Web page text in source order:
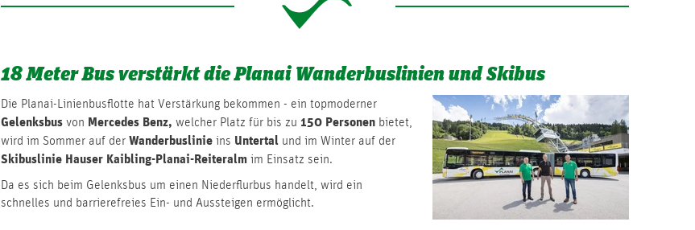
18 Meter Bus verstärkt die Planai Wanderbuslinien und Skibus
Die Planai-Linienbusflotte hat Verstärkung bekommen - ein topmoderner
Gelenksbusvon Mercedes Benz, welcher Platz für bis zu 150 Personen bietet,
wird im Sommer auf derWanderbuslinieins Untertal und im Winter auf der
Skibuslinie Hauser Kaibling-Planai-Reiteralmim Einsatz sein.
Da es sich beim Gelenksbus um einen Niederflurbus handelt, wird ein
schnelles und barrierefreies Ein- und Aussteigen ermöglicht.